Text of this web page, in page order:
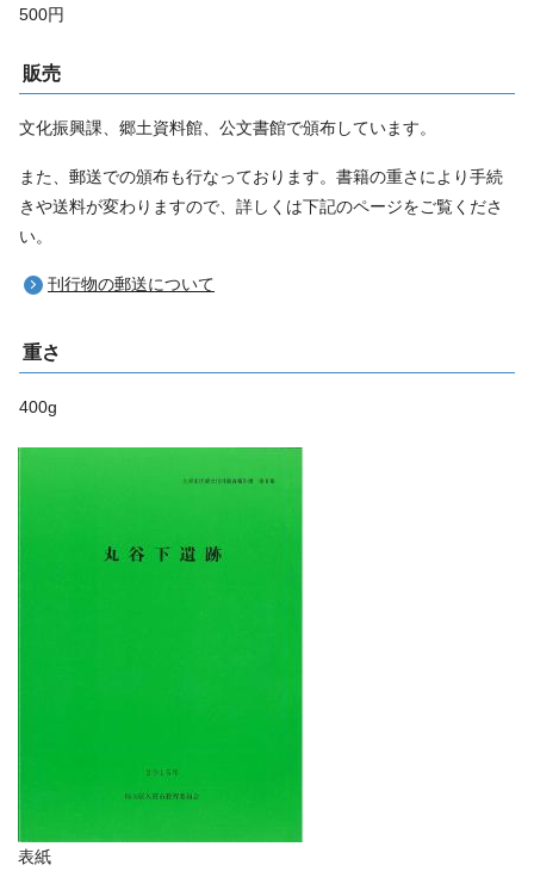
500円
販売
文化振興課、郷土資料館、公文書館で頒布しています。
また、郵送での頒布も行なっております。書籍の重さにより手続
きや送料が変わりますので、詳しくは下記のページをご覧くださ
い。
刊行物の郵送について
重さ
400g
表紙